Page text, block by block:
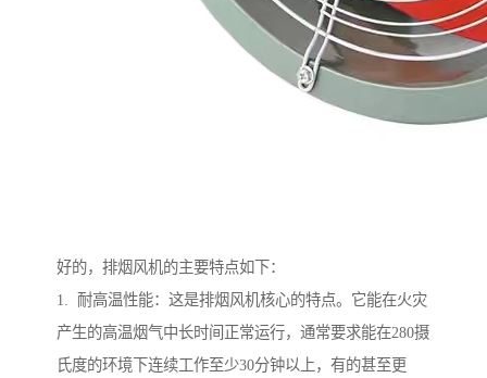
好的，排烟风机的主要特点如下：
1. 耐高温性能：这是排烟风机核心的特点。它能在火灾
产生的高温烟气中长时间正常运行，通常要求能在280摄
氏度的环境下连续工作至少30分钟以上，有的甚至更